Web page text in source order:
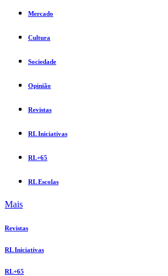
Mercado
Cultura
Sociedade
Opinião
Revistas
RL Iniciativas
RL+65
RL Escolas
Mais
Revistas
RL Iniciativas
RL+65